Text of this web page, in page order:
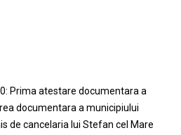
Prima atestare documentara a
documentara a municipiului
de cancelaria lui Stefan cel Mare